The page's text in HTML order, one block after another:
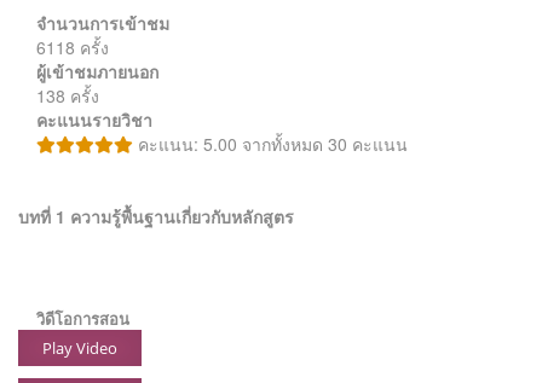
จำนวนการเข้าชม
6118 ครั้ง
ผู้เข้าชมภายนอก
138 ครั้ง
คะแนนรายวิชา
คะแนน: 5.00 จากทั้งหมด 30 คะแนน
บทที่ 1 ความรู้พื้นฐานเกี่ยวกับหลักสูตร
วิดีโอการสอน
Play Video